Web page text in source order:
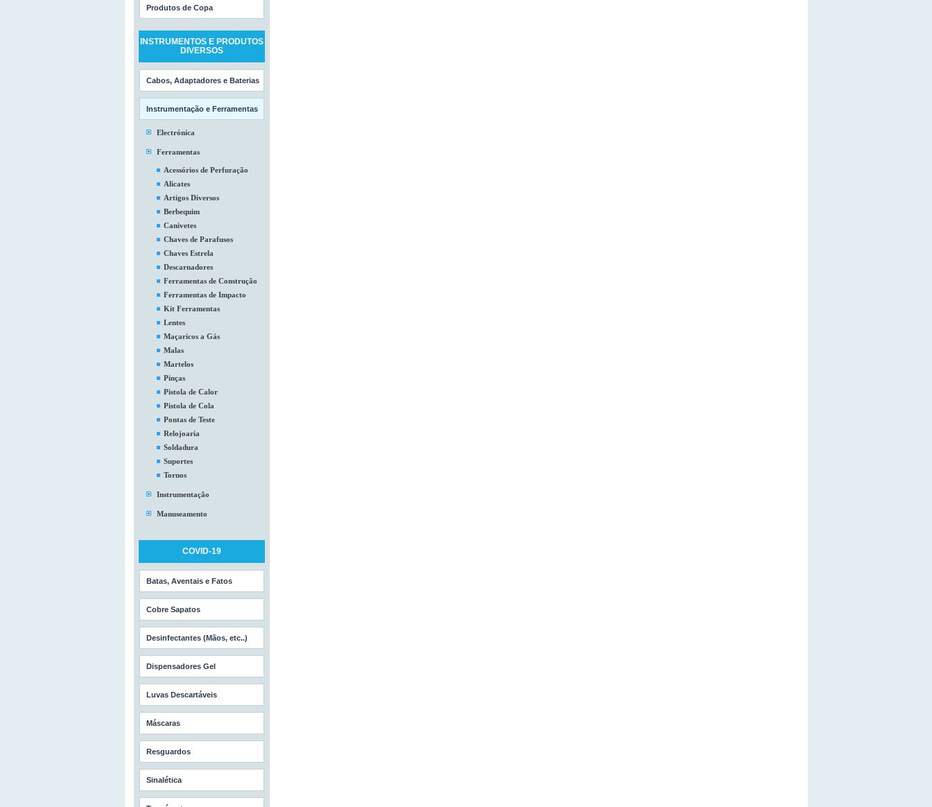
Produtos de Copa
INSTRUMENTOS E PRODUTOS
DIVERSOS
Cabos, Adaptadores e Baterias
Instrumentação e Ferramentas
Electrónica
Ferramentas
Acessórios de Perfuração
Alicates
Artigos Diversos
Berbequim
Canivetes
Chaves de Parafusos
Chaves Estrela
Descarnadores
Ferramentas de Construção
Ferramentas de Impacto
Kit Ferramentas
Lentes
Maçaricos a Gás
Malas
Martelos
Pinças
Pistola de Calor
Pistola de Cola
Pontas de Teste
Relojoaria
Soldadura
Suportes
Tornos
Instrumentação
Manuseamento
COVID-19
Batas, Aventais e Fatos
Cobre Sapatos
Desinfectantes (Mãos, etc..)
Dispensadores Gel
Luvas Descartáveis
Máscaras
Resguardos
Sinalética